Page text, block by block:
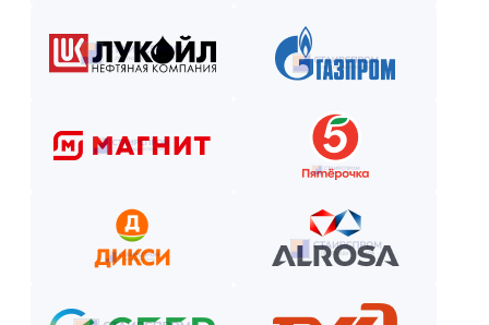
Как оплатить? Пошаговая инструкция
Оставьте заявку на сайте или по телефону.
Получите смету и договор.
Выберите способ оплаты из предложенных.
Отслеживайте этапы производства и монтажа.
Оплатите остаток после приёмки —